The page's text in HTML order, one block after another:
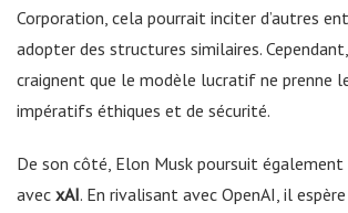
Corporation, cela pourrait inciter d’autres
adopter des structures similaires.
craignent que le modèle lucratif ne prenne
impératifs éthiques et de sécurité.
De son côté, Elon Musk poursuit également
avec xAI. En rivalisant avec OpenAI, il